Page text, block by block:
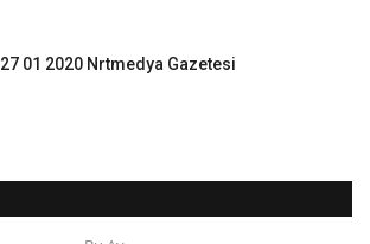
27 01 2020 Nrtmedya Gazetesi